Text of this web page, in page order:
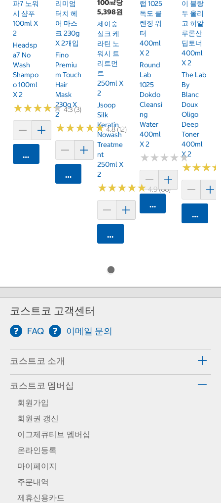
파7 노워
시 샴푸
100ml X
2
Headsp
A7 No
Wash
Shampo
O 100ml
X 2
★★★★★
★★★★★4.3 (3)
카트에 담기
리미엄
터치 헤
어 마스
크 230g
X 2개입
Fino
Premiu
M Touch
Hair
Mask
230g X
2
★★★★★
★★★★★4.8 (12)
카트에 담기
100㎖당
5,398원
제이숲
실크 케
라틴 노
워시 트
리트먼
트
250ml X
2
Jsoop
Silk
Keratin
Nowash
Treatme
Nt
250ml X
2
★★★★★
★★★★★4.9 (66)
카트에 담기
랩 1025
독도 클
렌징 워
터
400ml
X 2
Round
Lab
1025
Dokdo
Cleansi
Ng
Water
400ml
X 2
★★★★★
★★★★★
카트에 담기
이 블랑
두 올리
고 히알
루론산
딥토너
400ml
X 2
The Lab
By
Blanc
Doux
Oligo
Deep
Toner
400ml
X 2
★★★
★★★
카트에
코스트코 고객센터
FAQ 이메일 문의
코스트코 소개
코스트코 멤버십
회원가입
회원권 갱신
이그제큐티브 멤버십
온라인등록
마이페이지
주문내역
제휴신용카드